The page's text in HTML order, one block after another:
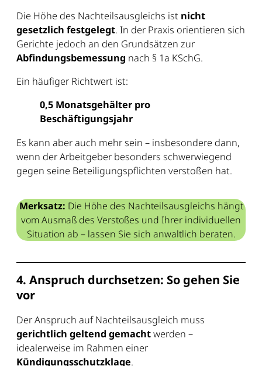
Die Höhe des Nachteilsausgleichs ist nicht
gesetzlich festgelegt. In der Praxis orientieren sich
Gerichte jedoch an den Grundsätzen zur
Abfindungsbemessung nach § 1a KSchG.
Ein häufiger Richtwert ist:
0,5 Monatsgehälter pro
Beschäftigungsjahr
Es kann aber auch mehr sein – insbesondere dann,
wenn der Arbeitgeber besonders schwerwiegend
gegen seine Beteiligungspflichten verstoßen hat.
Merksatz: Die Höhe des Nachteilsausgleichs hängt
vom Ausmaß des Verstoßes und Ihrer individuellen
Situation ab – lassen Sie sich anwaltlich beraten.
4. Anspruch durchsetzen: So gehen Sie
vor
Der Anspruch auf Nachteilsausgleich muss
gerichtlich geltend gemachtwerden –
idealerweise im Rahmen einer
Kündigungsschutzklage.